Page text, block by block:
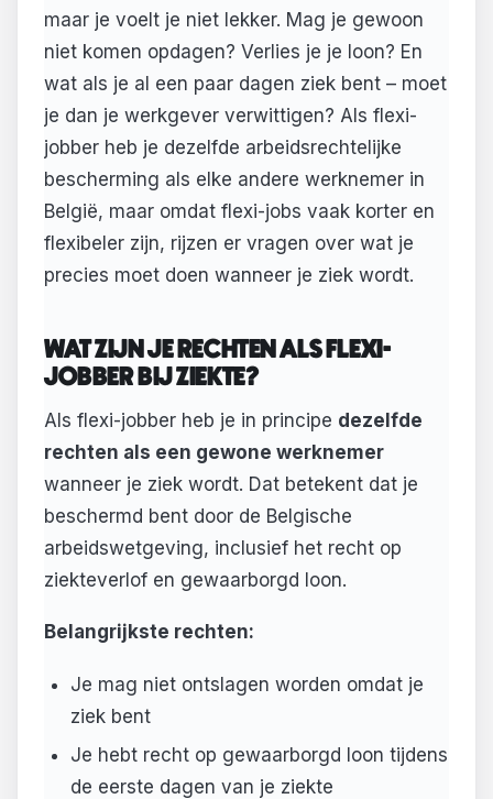
maar je voelt je niet lekker. Mag je gewoon
niet komen opdagen? Verlies je je loon? En
wat als je al een paar dagen ziek bent – moet
je dan je werkgever verwittigen? Als flexi-
jobber heb je dezelfde arbeidsrechtelijke
bescherming als elke andere werknemer in
België, maar omdat flexi-jobs vaak korter en
flexibeler zijn, rijzen er vragen over wat je
precies moet doen wanneer je ziek wordt.
WAT ZIJN JE RECHTEN ALS FLEXI-
JOBBER BIJ ZIEKTE?
Als flexi-jobber heb je in principe dezelfde
rechten als een gewone werknemer
wanneer je ziek wordt. Dat betekent dat je
beschermd bent door de Belgische
arbeidswetgeving, inclusief het recht op
ziekteverlof en gewaarborgd loon.
Belangrijkste rechten:
Je mag niet ontslagen worden omdat je
ziek bent
Je hebt recht op gewaarborgd loon tijdens
de eerste dagen van je ziekte